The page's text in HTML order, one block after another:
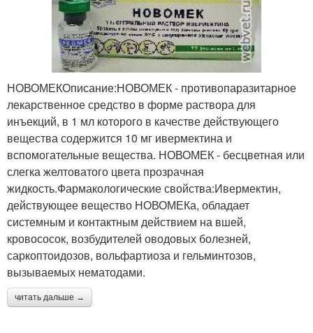
НОВОМЕКОписание:НОВОМЕК - противопаразитарное
лекарственное средство в форме раствора для
инъекций, в 1 мл которого в качестве действующего
вещества содержится 10 мг ивермектина и
вспомогательные вещества. НОВОМЕК - бесцветная или
слегка желтоватого цвета прозрачная
жидкость.Фармакологические свойства:Ивермектин,
действующее вещество НОВОМЕКа, обладает
системным и контактным действием на вшей,
кровососок, возбудителей оводовых болезней,
саркоптоидозов, вольфартиоза и гельминтозов,
вызываемых нематодами.
читать дальше →